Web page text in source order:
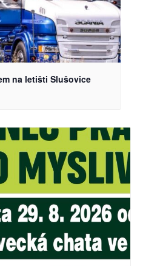
na letišti Slušovice